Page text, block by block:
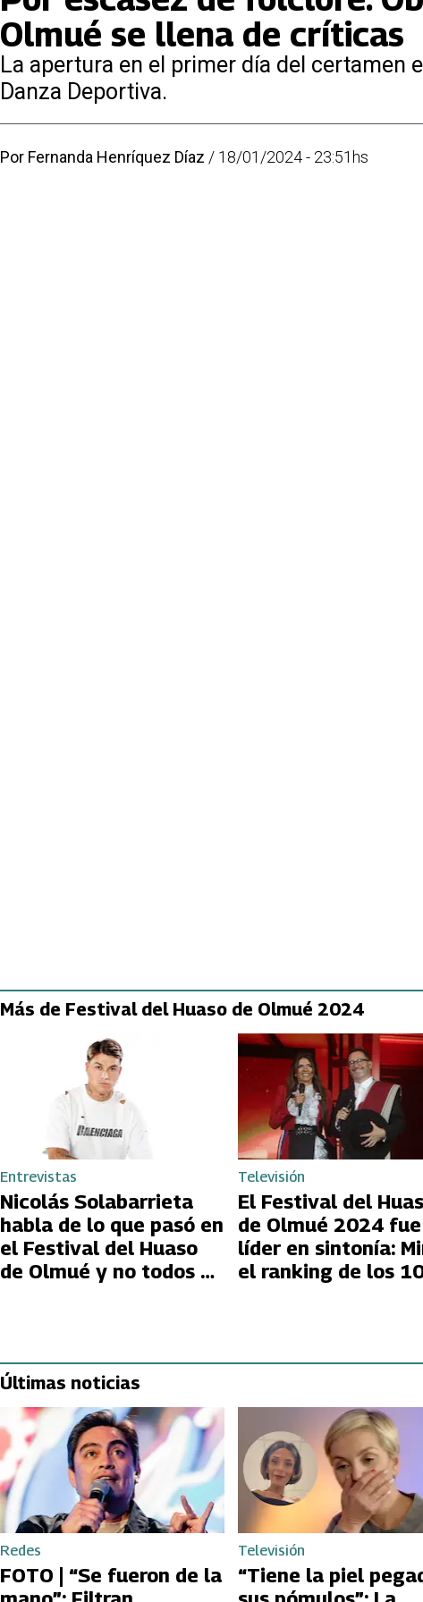
Olmué se llena de críticas
La apertura en el primer día del certamen
Danza Deportiva.
Por Fernanda Henríquez Díaz / 18/01/2024 - 23:51hs
Más de Festival del Huaso de Olmué 2024
Entrevistas
Nicolás Solabarrieta
habla de lo que pasó en
el Festival del Huaso
de Olmué y no todos se
Televisión
El Festival del
de Olmué 2024 fue
líder en sintonía:
el ranking de los
Últimas noticias
Redes
FOTO | “Se fueron de la
Televisión
“Tiene la piel